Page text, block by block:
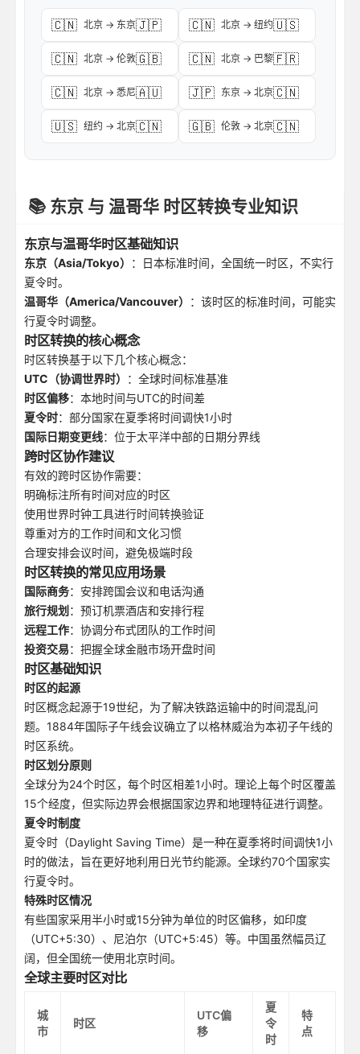
🇨🇳 北京 → 东京🇯🇵 🇨🇳 北京 → 纽约🇺🇸
🇨🇳 北京 → 伦敦🇬🇧 🇨🇳 北京 → 巴黎🇫🇷
🇨🇳 北京 → 悉尼🇦🇺 🇯🇵 东京 → 北京🇨🇳
🇺🇸 纽约 → 北京🇨🇳 🇬🇧 伦敦 → 北京🇨🇳
📚 东京 与 温哥华 时区转换专业知识
东京与温哥华时区基础知识
东京（Asia/Tokyo）
：日本标准时间，全国统一时区，不实行
夏令时。
温哥华（America/Vancouver）
：该时区的标准时间，可能实
行夏令时调整。
时区转换的核心概念
时区转换基于以下几个核心概念：
UTC（协调世界时）
：全球时间标准基准
时区偏移：本地时间与UTC的时间差
夏令时：部分国家在夏季将时间调快1小时
国际日期变更线：位于太平洋中部的日期分界线
跨时区协作建议
有效的跨时区协作需要：
明确标注所有时间对应的时区
使用世界时钟工具进行时间转换验证
尊重对方的工作时间和文化习惯
合理安排会议时间，避免极端时段
时区转换的常见应用场景
国际商务：安排跨国会议和电话沟通
旅行规划 ：预订机票酒店和安排行程
远程工作：协调分布式团队的工作时间
投资交易：把握全球金融市场开盘时间
时区基础知识
时区的起源
时区概念起源于19世纪，为了解决铁路运输中的时间混乱问
题。1884年国际子午线会议确立了以格林威治为本初子午线的
时区系统。
时区划分原则
全球分为24个时区，每个时区相差1小时。理论上每个时区覆盖
15个经度，但实际边界会根据国家边界和地理特征进行调整。
夏令时制度
夏令时（Daylight Saving Time）是一种在夏季将时间调快1小
时的做法，旨在更好地利用日光节约能源。全球约70个国家实
行夏令时。
特殊时区情况
有些国家采用半小时或15分钟为单位的时区偏移，如印度
（UTC+5:30）、尼泊尔（UTC+5:45）等。中国虽然幅员辽
阔，但全国统一使用北京时间。
全球主要时区对比
城
市
时区
UTC偏
移
夏
令
时
特
点